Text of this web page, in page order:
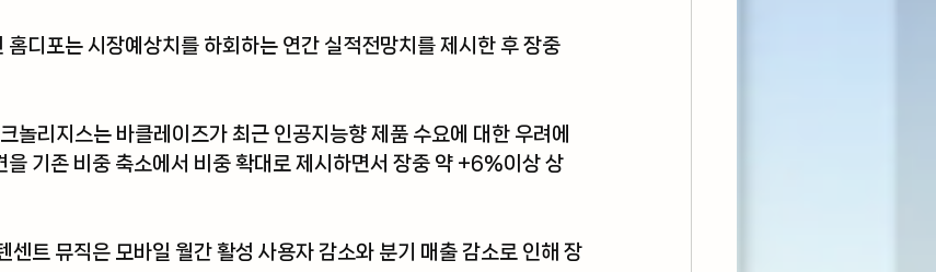
홈디포는 시장예상치를 하회하는 연간 실적전망치를 제시한 후 장중
놀리지스는 바클레이즈가 최근 인공지능향 제품 수요에 대한 우려에
을 기존 비중 축소에서 비중 확대로 제시하면서 장중 약 +6%이상 상
센트 뮤직은 모바일 월간 활성 사용자 감소와 분기 매출 감소로 인해 장